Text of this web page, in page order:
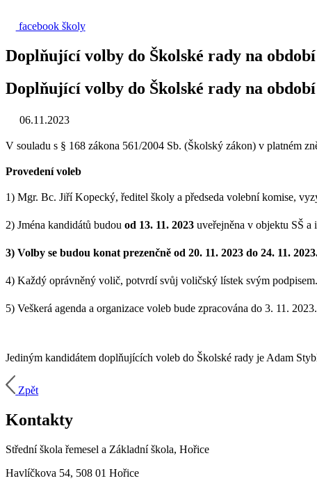
facebook školy
Doplňující volby do Školské rady na období
Doplňující volby do Školské rady na období
06.11.2023
V souladu s § 168 zákona 561/2004 Sb. (Školský zákon) v platném
Provedení voleb
1) Mgr. Bc. Jiří Kopecký, ředitel školy a předseda volební komise,
2) Jména kandidátů budou od 13. 11. 2023 uveřejněna v objektu SŠ a
3) Volby se budou konat prezenčně od 20. 11. 2023 do 24. 11.
4) Každý oprávněný volič, potvrdí svůj voličský lístek svým podpisem.
5) Veškerá agenda a organizace voleb bude zpracována do 3. 11. 2023.
Jediným kandidátem doplňujících voleb do Školské rady je Adam
Zpět
Kontakty
Střední škola řemesel a Základní škola, Hořice
Havlíčkova 54, 508 01 Hořice